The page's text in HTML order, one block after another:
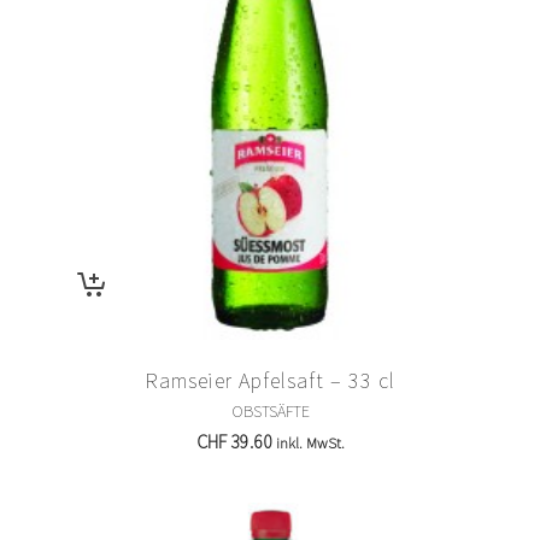
Ramseier Apfelsaft – 33 cl
OBSTSÄFTE
CHF39.60 inkl. MwSt.